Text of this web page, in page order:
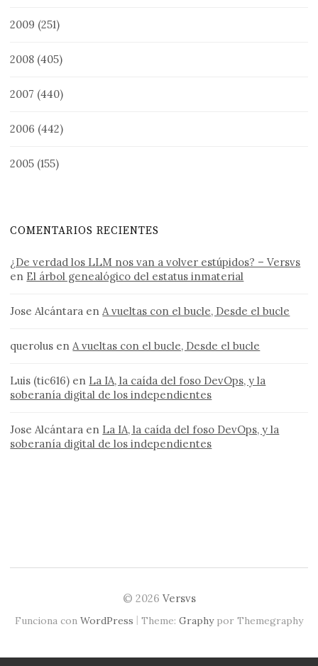
2009 (251)
2008 (405)
2007 (440)
2006 (442)
2005 (155)
COMENTARIOS RECIENTES
¿De verdad los LLM nos van a volver estúpidos? – Versvs
en El árbol genealógico del estatus inmaterial
Jose Alcántara en A vueltas con el bucle, Desde el bucle
querolus en A vueltas con el bucle, Desde el bucle
Luis (tic616) en La IA, la caída del foso DevOps, y la
soberanía digital de los independientes
Jose Alcántara en La IA, la caída del foso DevOps, y la
soberanía digital de los independientes
© 2026 Versvs
Funciona con WordPress | Theme: Graphypor Themegraphy